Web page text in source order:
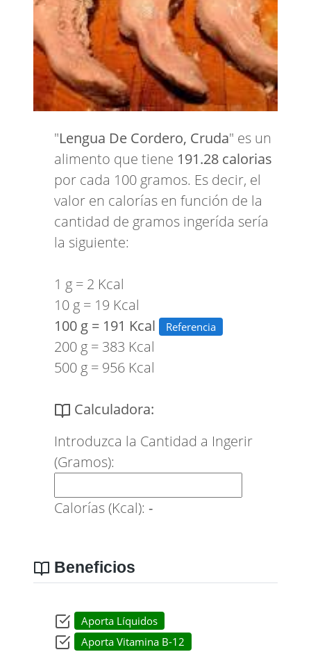
"Lengua De Cordero, Cruda" es un
alimento que tiene 191.28 calorias
por cada 100 gramos. Es decir, el
valor en calorías en función de la
cantidad de gramos ingerída sería
la siguiente:
1 g = 2 Kcal
10 g = 19 Kcal
100 g = 191 Kcal
Referencia
200 g = 383 Kcal
500 g = 956 Kcal
Calculadora:
Introduzca la Cantidad a Ingerir
(Gramos):
Calorías (Kcal): -
Beneficios
Aporta Líquidos
Aporta Vitamina B-12